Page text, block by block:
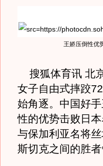
王娇压倒性优
搜狐体育讯 北
女子自由式摔跤
始角逐。中国好
性的优势击败日
与保加利亚名将
斯切克之间的胜者